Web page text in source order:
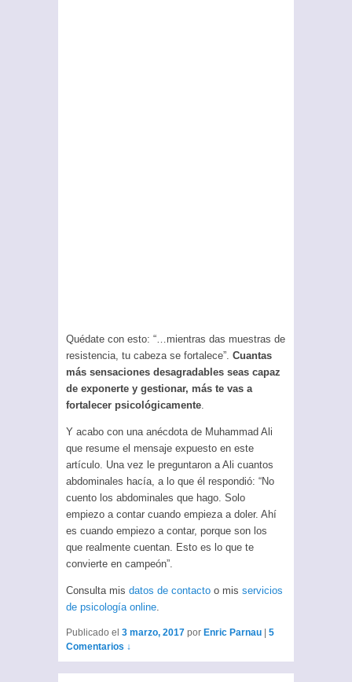
Quédate con esto: “…mientras das muestras de
resistencia, tu cabeza se fortalece”. Cuantas
más sensaciones desagradables seas capaz
de exponerte y gestionar, más te vas a
fortalecer psicológicamente.
Y acabo con una anécdota de Muhammad Ali
que resume el mensaje expuesto en este
artículo. Una vez le preguntaron a Ali cuantos
abdominales hacía, a lo que él respondió: “No
cuento los abdominales que hago. Solo
empiezo a contar cuando empieza a doler. Ahí
es cuando empiezo a contar, porque son los
que realmente cuentan. Esto es lo que te
convierte en campeón”.
Consulta mis datos de contacto o mis servicios
de psicología online.
Publicado el 3 marzo, 2017 por Enric Parnau
5
Comentarios ↓